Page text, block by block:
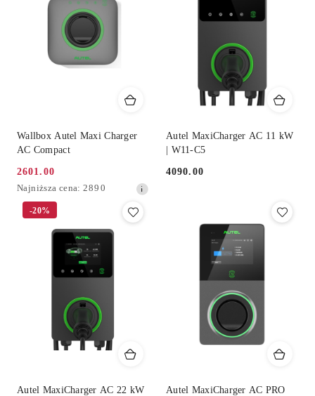
Wallbox Autel Maxi Charger
AC Compact
promocyjna:
2601.00
Najniższa
cena
Najniższa cena: 2890
Autel MaxiCharger AC 11 kW
| W11-C5
4090.00
Autel MaxiCharger AC 22 kW
-20%
Autel MaxiCharger AC PRO